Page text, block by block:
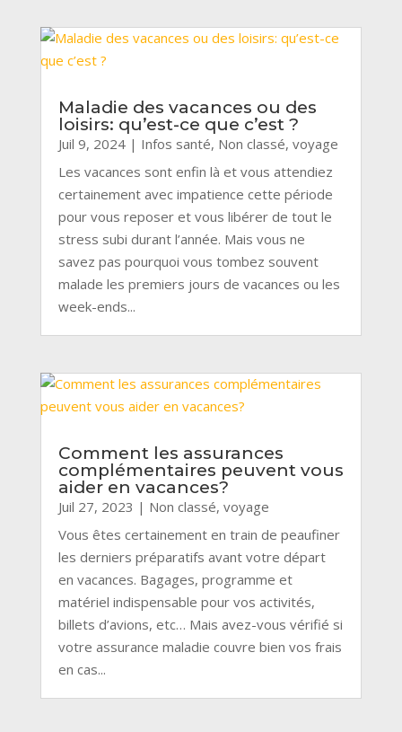
Maladie des vacances ou des
loisirs: qu’est-ce que c’est ?
Juil 9, 2024| Infos santé, Non classé, voyage
Les vacances sont enfin là et vous attendiez
certainement avec impatience cette période
pour vous reposer et vous libérer de tout le
stress subi durant l’année. Mais vous ne
savez pas pourquoi vous tombez souvent
malade les premiers jours de vacances ou les
week-ends...
Comment les assurances
complémentaires peuvent vous
aider en vacances?
Juil 27, 2023 | Non classé, voyage
Vous êtes certainement en train de peaufiner
les derniers préparatifs avant votre départ
en vacances. Bagages, programme et
matériel indispensable pour vos activités,
billets d’avions, etc… Mais avez-vous vérifié si
votre assurance maladie couvre bien vos frais
en cas...